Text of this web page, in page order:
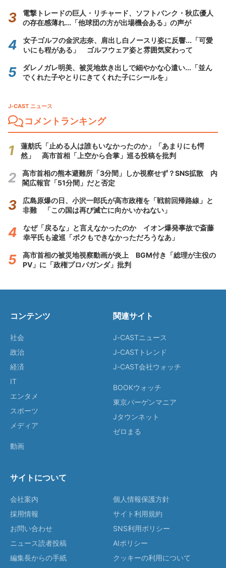
電撃トレードの巨人・リチャード、ソフトバンク・秋広優人
の存在感薄れ...「他球団の方が出場機会ある」の声が
女子ゴルフの金沢志奈、肩出し白ノースリ姿に反響...「可愛
いにも程がある」 ゴルフウェア姿と雰囲気変わって
ダレノガレ明美、被災地炊き出しで細やかな心遣い...「並ん
でくれた子やとりにきてくれた子にシールを」
J-CAST ニュース
コメントランキング
蓮舫氏「止める人は誰もいなかったのか」「あまりにも愕
然」 高市首相「上空から合掌」巡る投稿を批判
高市首相の熊本避難所「3分間」しか視察せず？SNS拡散 内
閣広報官「51分間」だと否定
広島原爆の日、小沢一郎氏が高市政権を「戦前回帰路線」と
非難 「この国は再び滅亡に向かいかねない」
なぜ「戻るな」と言えなかったのか イオン爆発事故で斎藤
幸平氏も逡巡「ボクもできなかっただろうなあ」
高市首相の被災地視察動画が炎上 BGM付き「総理が主役の
PV」に「政権プロパガンダ」批判
コンテンツ
社会
政治
経済
IT
エンタメ
スポーツ
メディア
動画
関連サイト
J-CASTニュース
J-CASTトレンド
J-CAST会社ウォッチ
BOOKウォッチ
東京バーゲンマニア
Jタウンネット
ゼロまる
サイトについて
会社案内
採用情報
お問い合わせ
ニュース読者投稿
編集長からの手紙
個人情報保護方針
サイト利用規約
SNS利用ポリシー
AIポリシー
クッキーの利用について